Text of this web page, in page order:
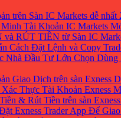
trên Sàn IC Markets dễ nhất
Tài Khoản IC Markets
RÚT TIỀN từ Sàn IC
Cách Đặt Lệnh và Copy
Nhà Đầu Tư Lớn Chọn Dùng
Giao Dịch trên sàn Exness
Thực Tài Khoản Exness
& Rút Tiền trên sàn
Exness Trader App Để